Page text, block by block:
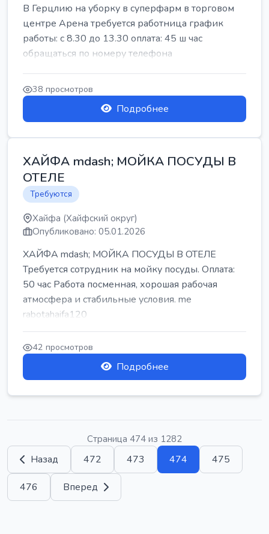
В Герцлию на уборку в суперфарм в торговом
центре Арена требуется работница график
работы: с 8.30 до 13.30 оплата: 45 ш час
обращаться по номеру телефона
38 просмотров
Подробнее
ХАЙФА mdash; МОЙКА ПОСУДЫ В
ОТЕЛЕ
Требуются
Хайфа (Хайфский округ)
Опубликовано: 05.01.2026
ХАЙФА mdash; МОЙКА ПОСУДЫ В ОТЕЛЕ
Требуется сотрудник на мойку посуды. Оплата:
50 час Работа посменная, хорошая рабочая
атмосфера и стабильные условия. me
rabotahaifa120
42 просмотров
Подробнее
Страница 474 из 1282
Назад 472 473 474 475
476 Вперед